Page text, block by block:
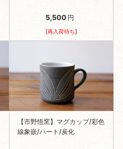
5,500 円
[再入荷待ち]
【市野悟窯】マグカップ/彩色
線象嵌/ハート/炭化